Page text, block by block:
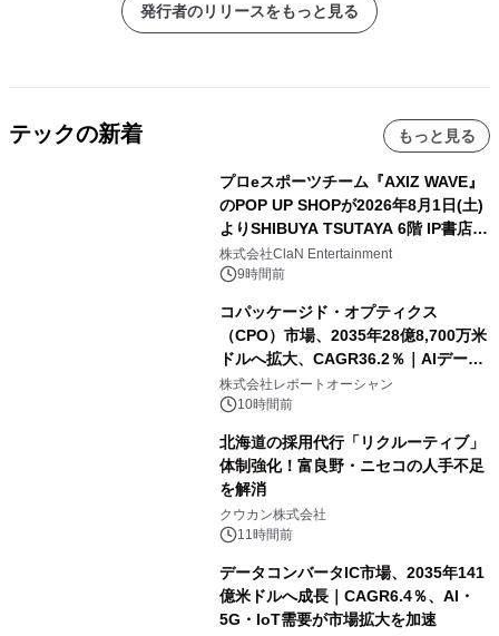
発行者のリリースをもっと見る
テックの新着 もっと見る
プロeスポーツチーム『AXIZ WAVE』
のPOP UP SHOPが2026年8月1日(土)
よりSHIBUYA TSUTAYA 6階 IP書店で
開催決定！！
株式会社ClaN Entertainment
9時間前
コパッケージド・オプティクス
（CPO）市場、2035年28億8,700万米
ドルへ拡大、CAGR36.2％｜AIデータ
センター・高速光通信需要が成長を加
速
株式会社レポートオーシャン
10時間前
北海道の採用代行「リクルーティブ」
体制強化！富良野・ニセコの人手不足
を解消
クウカン株式会社
11時間前
データコンバータIC市場、2035年141
億米ドルへ成長｜CAGR6.4％、AI・
5G・IoT需要が市場拡大を加速